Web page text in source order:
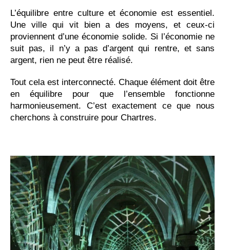
L’équilibre entre culture et économie est essentiel.
Une ville qui vit bien a des moyens, et ceux-ci
proviennent d’une économie solide. Si l’économie ne
suit pas, il n’y a pas d’argent qui rentre, et sans
argent, rien ne peut être réalisé.
Tout cela est interconnecté. Chaque élément doit être
en équilibre pour que l’ensemble fonctionne
harmonieusement. C’est exactement ce que nous
cherchons à construire pour Chartres.